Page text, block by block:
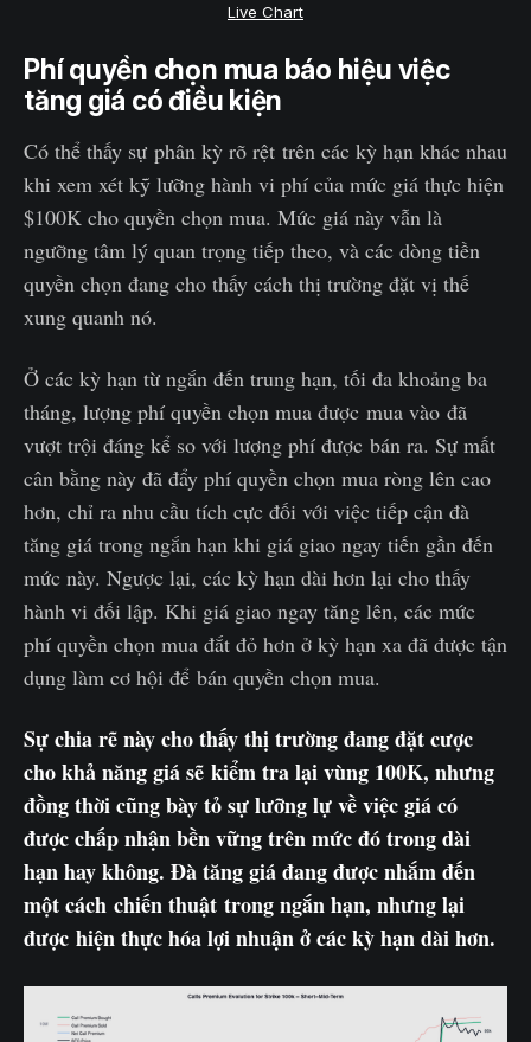
Live Chart
Phí quyền chọn mua báo hiệu việc
tăng giá có điều kiện
Có thể thấy sự phân kỳ rõ rệt trên các kỳ hạn khác nhau
khi xem xét kỹ lưỡng hành vi phí của mức giá thực hiện
$100K cho quyền chọn mua. Mức giá này vẫn là
ngưỡng tâm lý quan trọng tiếp theo, và các dòng tiền
quyền chọn đang cho thấy cách thị trường đặt vị thế
xung quanh nó.
Ở các kỳ hạn từ ngắn đến trung hạn, tối đa khoảng ba
tháng, lượng phí quyền chọn mua được mua vào đã
vượt trội đáng kể so với lượng phí được bán ra. Sự mất
cân bằng này đã đẩy phí quyền chọn mua ròng lên cao
hơn, chỉ ra nhu cầu tích cực đối với việc tiếp cận đà
tăng giá trong ngắn hạn khi giá giao ngay tiến gần đến
mức này. Ngược lại, các kỳ hạn dài hơn lại cho thấy
hành vi đối lập. Khi giá giao ngay tăng lên, các mức
phí quyền chọn mua đắt đỏ hơn ở kỳ hạn xa đã được tận
dụng làm cơ hội để bán quyền chọn mua.
Sự chia rẽ này cho thấy thị trường đang đặt cược
cho khả năng giá sẽ kiểm tra lại vùng 100K, nhưng
đồng thời cũng bày tỏ sự lưỡng lự về việc giá có
được chấp nhận bền vững trên mức đó trong dài
hạn hay không. Đà tăng giá đang được nhắm đến
một cách chiến thuật trong ngắn hạn, nhưng lại
được hiện thực hóa lợi nhuận ở các kỳ hạn dài hơn.